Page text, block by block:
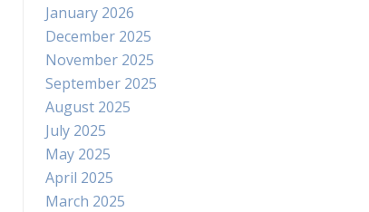
January 2026
December 2025
November 2025
September 2025
August 2025
July 2025
May 2025
April 2025
March 2025